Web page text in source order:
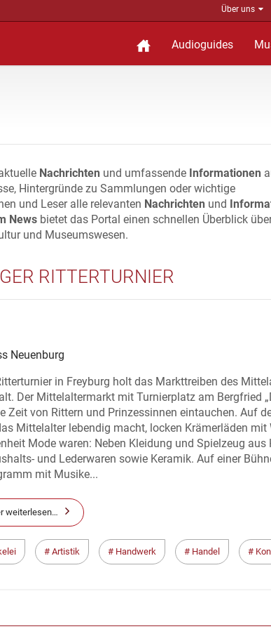
Über uns
Audioguides
Nachrichten und umfassende Informationen
Hintergründe zu Sammlungen oder wichtige
und Leser alle relevanten Nachrichten und
News bietet das Portal einen schnellen Überblick
und Museumswesen.
RITTERTURNIER
Neuenburg
in Freyburg holt das Markttreiben des
Der Mittelaltermarkt mit Turnierplatz am Bergfried
Zeit von Rittern und Prinzessinnen eintauchen. Auf
Mittelalter lebendig macht, locken Krämerläden mit
Mode waren: Neben Kleidung und Spielzeug aus
und Lederwaren sowie Keramik. Auf einer
mit Musike...
weiterlesen…
Artistik Handwerk Handel